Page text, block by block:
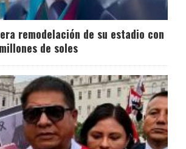
remodelación de su estadio con
de soles